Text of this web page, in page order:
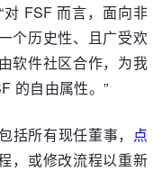
FSF 而言，面向非
个历史性、且广受欢
软件社区合作，为我
的自由属性。”
括所有现任董事， 点
，或修改流程以重新